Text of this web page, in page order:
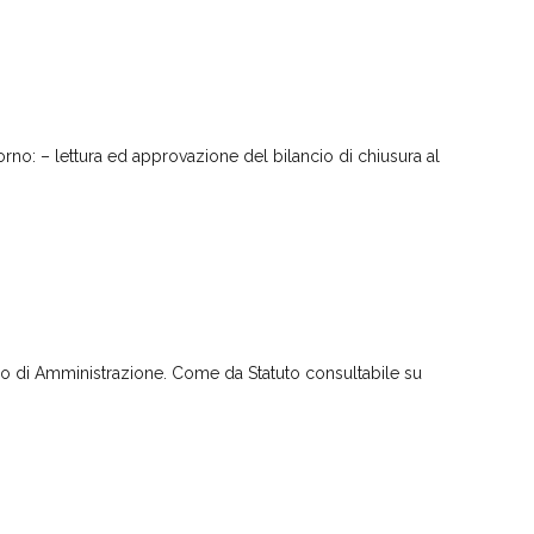
– lettura ed approvazione del bilancio di chiusura al
di Amministrazione. Come da Statuto consultabile su